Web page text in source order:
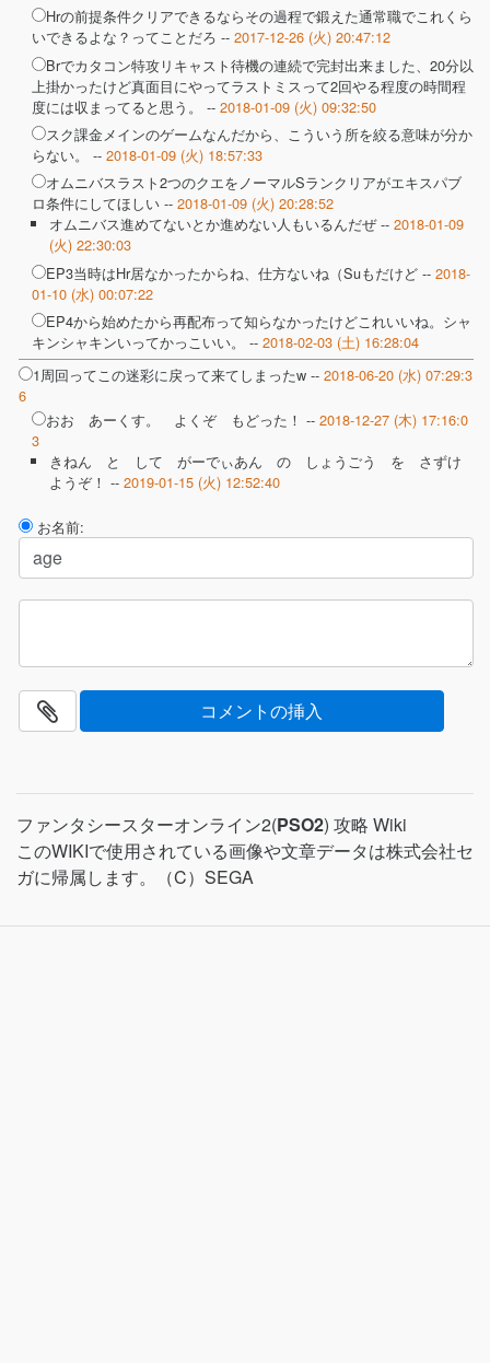
Hrの前提条件クリアできるならその過程で鍛えた通常職でこれくら
いできるよな？ってことだろ -- 2017-12-26 (火) 20:47:12
Brでカタコン特攻リキャスト待機の連続で完封出来ました、20分以
上掛かったけど真面目にやってラストミスって2回やる程度の時間程
度には収まってると思う。 -- 2018-01-09 (火) 09:32:50
スク課金メインのゲームなんだから、こういう所を絞る意味が分か
らない。 -- 2018-01-09 (火) 18:57:33
オムニバスラスト2つのクエをノーマルSランクリアがエキスパブ
ロ条件にしてほしい -- 2018-01-09 (火) 20:28:52
オムニバス進めてないとか進めない人もいるんだぜ -- 2018-01-09
(火) 22:30:03
EP3当時はHr居なかったからね、仕方ないね（Suもだけど -- 2018-
01-10 (水) 00:07:22
EP4から始めたから再配布って知らなかったけどこれいいね。シャ
キンシャキンいってかっこいい。 -- 2018-02-03 (土) 16:28:04
1周回ってこの迷彩に戻って来てしまったw -- 2018-06-20 (水) 07:29:3
6
おお あーくす。 よくぞ もどった！ -- 2018-12-27 (木) 17:16:0
3
きねん と して がーでぃあん の しょうごう を さずけ
ようぞ！ -- 2019-01-15 (火) 12:52:40
お名前:
ファンタシースターオンライン2(PSO2) 攻略 Wiki
このWIKIで使用されている画像や文章データは株式会社セ
ガに帰属します。（C）SEGA